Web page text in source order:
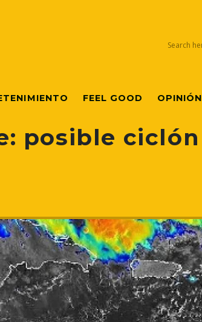
FEEL GOOD OPINIÓN
posible ciclón